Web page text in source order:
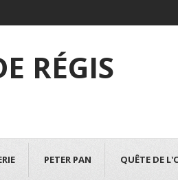
RÉGIS
PETER PAN QUÊTE DE